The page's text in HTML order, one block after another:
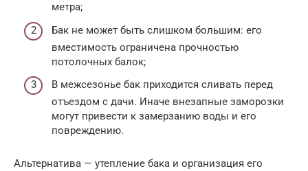
метра;
Бак не может быть слишком большим: его
вместимость ограничена прочностью
потолочных балок;
В межсезонье бак приходится сливать перед
отъездом с дачи. Иначе внезапные заморозки
могут привести к замерзанию воды и его
повреждению.
Альтернатива — утепление бака и организация его